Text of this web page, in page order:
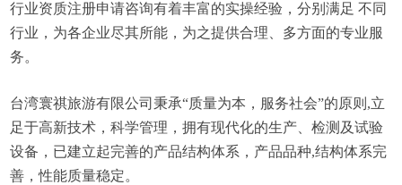
行业资质注册申请咨询有着丰富的实操经验，分别满足 不同
行业，为各企业尽其所能，为之提供合理、多方面的专业服
务。
台湾寰祺旅游有限公司秉承“质量为本，服务社会”的原则,立
足于高新技术，科学管理，拥有现代化的生产、检测及试验
设备，已建立起完善的产品结构体系，产品品种,结构体系完
善，性能质量稳定。